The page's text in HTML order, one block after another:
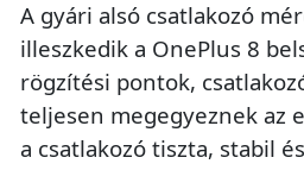
A gyári alsó csatlakozó
illeszkedik a OnePlus 8
rögzítési pontok,
teljesen megegyeznek az
a csatlakozó tiszta, stabil